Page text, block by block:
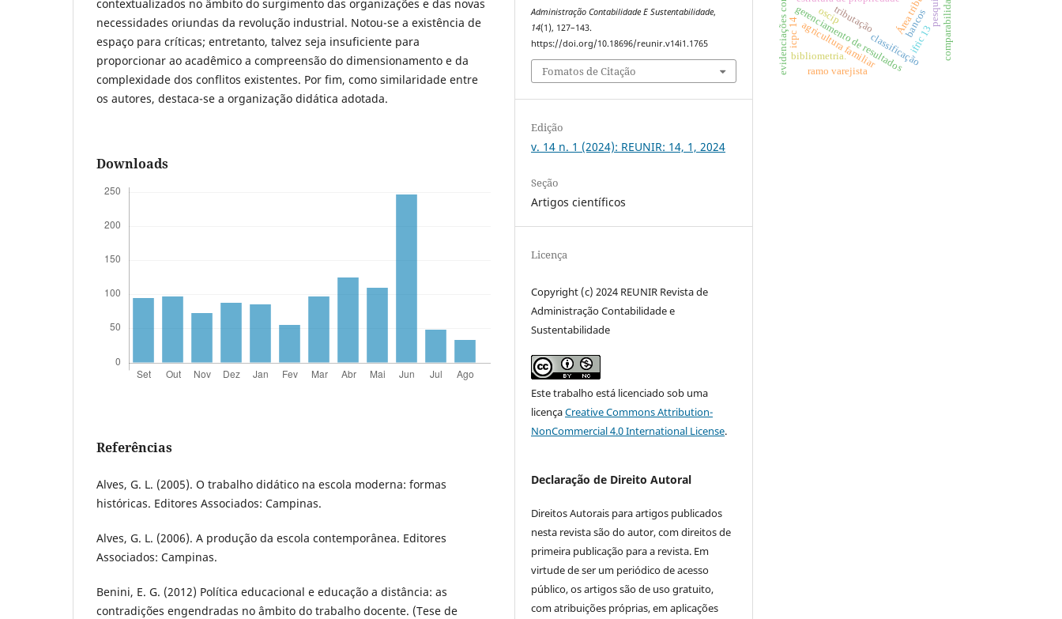
contextualizados no âmbito do surgimento das organizações e das novas
necessidades oriundas da revolução industrial. Notou-se a existência de
espaço para críticas; entretanto, talvez seja insuficiente para
proporcionar ao acadêmico a compreensão do dimensionamento e da
complexidade dos conflitos existentes. Por fim, como similaridade entre
os autores, destaca-se a organização didática adotada.
Downloads
Referências
Alves, G. L. (2005). O trabalho didático na escola moderna: formas
históricas. Editores Associados: Campinas.
Alves, G. L. (2006). A produção da escola contemporânea. Editores
Associados: Campinas.
Benini, E. G. (2012) Política educacional e educação a distância: as
contradições engendradas no âmbito do trabalho docente. (Tese de
Administração Contabilidade E Sustentabilidade,
14(1), 127–143.
https://doi.org/10.18696/reunir.v14i1.1765
Fomatos de Citação
Edição
v. 14 n. 1 (2024): REUNIR: 14, 1, 2024
Seção
Artigos científicos
Licença
Copyright (c) 2024 REUNIR Revista de
Administração Contabilidade e
Sustentabilidade
Este trabalho está licenciado sob uma
licençaCreative Commons Attribution-
NonCommercial 4.0 International License.
Declaração de Direito Autoral
Direitos Autorais para artigos publicados
nesta revista são do autor, com direitos de
primeira publicação para a revista. Em
virtude de ser um periódico de acesso
público, os artigos são de uso gratuito,
com atribuições próprias, em aplicações
classificação
tributação
gerenciamento de resultados
agricultura familiar
bibliometria.
bancos
oscip
ramo varejista
ifric 13 comparabilidade
icpc 14